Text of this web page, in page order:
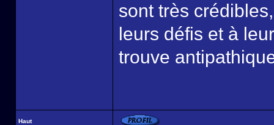
sont très
leurs défis et à
trouve
Haut